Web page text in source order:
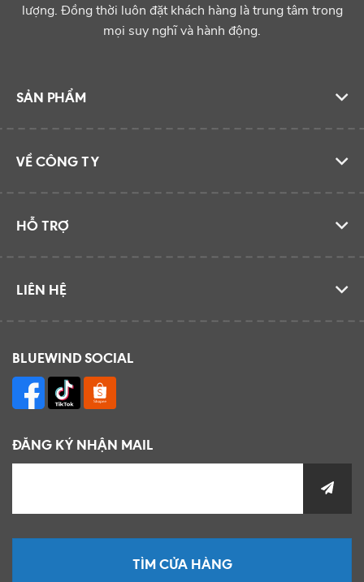
lượng. Đồng thời luôn đặt khách hàng là trung tâm trong
mọi suy nghĩ và hành động.
SẢN PHẨM
VỀ CÔNG TY
HỖ TRỢ
LIÊN HỆ
BLUEWIND SOCIAL
ĐĂNG KÝ NHẬN MAIL
TÌM CỬA HÀNG